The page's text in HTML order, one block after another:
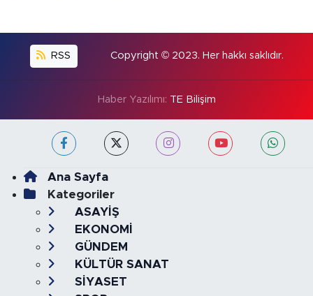
RSS Copyright © 2023. Her hakkı saklıdır.
Haber Yazılımı: TE Bilişim
Ana Sayfa
Kategoriler
ASAYİŞ
EKONOMİ
GÜNDEM
KÜLTÜR SANAT
SİYASET